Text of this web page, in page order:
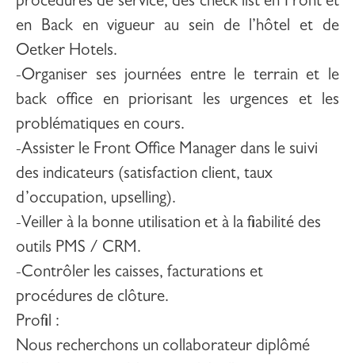
en Back en vigueur au sein de l’hôtel et de
Oetker Hotels.
-Organiser ses journées entre le terrain et le
back office en priorisant les urgences et les
problématiques en cours.
-Assister le Front Office Manager dans le suivi
des indicateurs (satisfaction client, taux
d’occupation, upselling).
-Veiller à la bonne utilisation et à la fiabilité des
outils PMS / CRM.
-Contrôler les caisses, facturations et
procédures de clôture.
Profil :
Nous recherchons un collaborateur diplômé